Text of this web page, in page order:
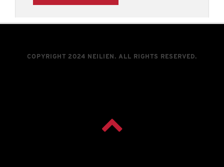
COPYRIGHT 2024 NEILIEN. ALL RIGHTS RESERVED.